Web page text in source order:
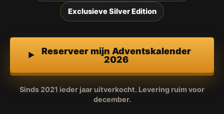
Exclusieve Silver Edition
Reserveer mijn Adventskalender
2026
Sinds 2021 ieder jaar uitverkocht. Levering ruim voor
december.